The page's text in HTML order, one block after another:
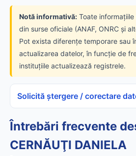
Notă informativă: Toate
din surse oficiale (ANAF, ONRC și
Pot exista diferențe temporare sau
actualizarea datelor, în funcție de
instituțiile actualizează registrele.
Solicită ștergere / corectare
Întrebări frecvente
CERNĂUŢI DANIELA